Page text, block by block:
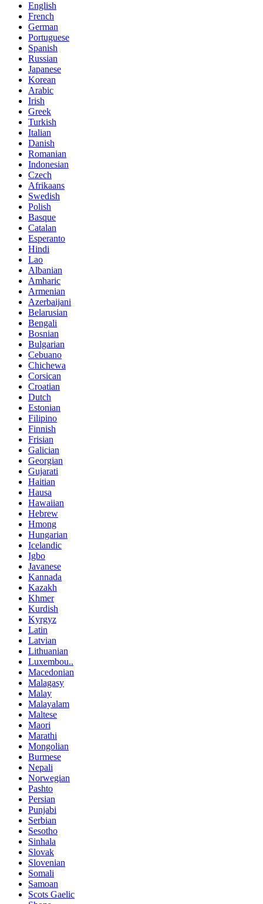
English
French
German
Portuguese
Spanish
Russian
Japanese
Korean
Arabic
Irish
Greek
Turkish
Italian
Danish
Romanian
Indonesian
Czech
Afrikaans
Swedish
Polish
Basque
Catalan
Esperanto
Hindi
Lao
Albanian
Amharic
Armenian
Azerbaijani
Belarusian
Bengali
Bosnian
Bulgarian
Cebuano
Chichewa
Corsican
Croatian
Dutch
Estonian
Filipino
Finnish
Frisian
Galician
Georgian
Gujarati
Haitian
Hausa
Hawaiian
Hebrew
Hmong
Hungarian
Icelandic
Igbo
Javanese
Kannada
Kazakh
Khmer
Kurdish
Kyrgyz
Latin
Latvian
Lithuanian
Luxembou..
Macedonian
Malagasy
Malay
Malayalam
Maltese
Maori
Marathi
Mongolian
Burmese
Nepali
Norwegian
Pashto
Persian
Punjabi
Serbian
Sesotho
Sinhala
Slovak
Slovenian
Somali
Samoan
Scots Gaelic